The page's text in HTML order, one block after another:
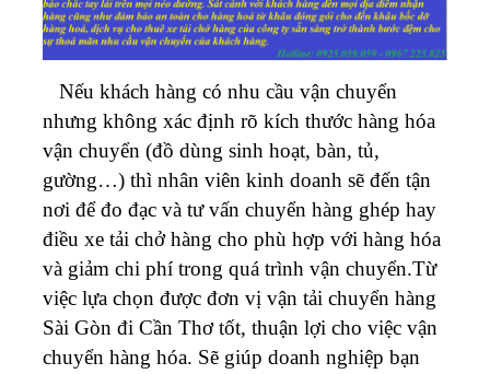
Nếu khách hàng có nhu cầu vận chuyển
nhưng không xác định rõ kích thước hàng hóa
vận chuyển (đồ dùng sinh hoạt, bàn, tủ,
gường…) thì nhân viên kinh doanh sẽ đến tận
nơi để đo đạc và tư vấn chuyển hàng ghép hay
điều xe tải chở hàng cho phù hợp với hàng hóa
và giảm chi phí trong quá trình vận chuyển.Từ
việc lựa chọn được đơn vị vận tải chuyển hàng
Sài Gòn đi Cần Thơ tốt, thuận lợi cho việc vận
chuyển hàng hóa. Sẽ giúp doanh nghiệp bạn